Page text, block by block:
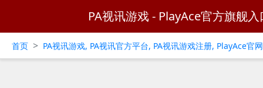
PA视讯游戏 - PlayAce官方旗舰入
首页 > PA视讯游戏, PA视讯官方平台, PA视讯游戏注册, PlayAce官